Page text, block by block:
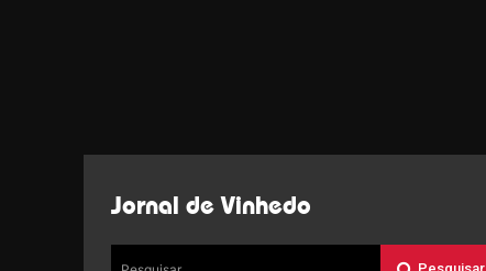
Jornal de Vinhedo